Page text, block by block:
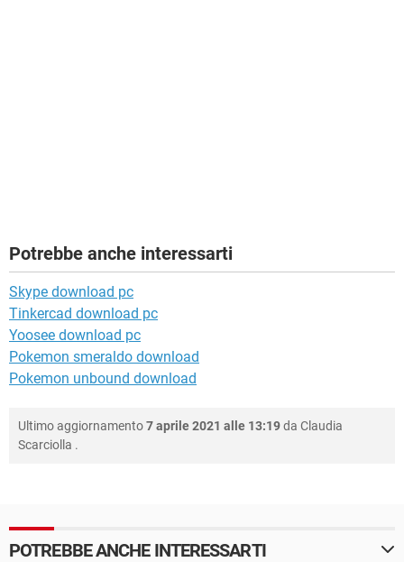
Potrebbe anche interessarti
Skype download pc
Tinkercad download pc
Yoosee download pc
Pokemon smeraldo download
Pokemon unbound download
Ultimo aggiornamento7 aprile 2021 alle 13:19da Claudia
Scarciolla .
POTREBBE ANCHE INTERESSARTI